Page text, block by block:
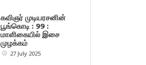
கவிஞர் முடியரசனின்
பூங்கொடி : 99 :
மாளிகையில் இசை
முழக்கம்
27 July 2025